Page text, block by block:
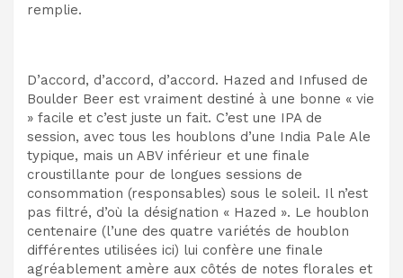
remplie.
D’accord, d’accord, d’accord. Hazed and Infused de
Boulder Beer est vraiment destiné à une bonne « vie
» facile et c’est juste un fait. C’est une IPA de
session, avec tous les houblons d’une India Pale Ale
typique, mais un ABV inférieur et une finale
croustillante pour de longues sessions de
consommation (responsables) sous le soleil. Il n’est
pas filtré, d’où la désignation « Hazed ». Le houblon
centenaire (l’une des quatre variétés de houblon
différentes utilisées ici) lui confère une finale
agréablement amère aux côtés de notes florales et